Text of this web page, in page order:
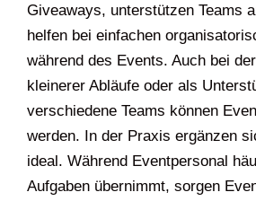
Giveaways, unterstützen Teams
helfen bei einfachen
während des Events. Auch bei
kleinerer Abläufe oder als
verschiedene Teams können
werden. In der Praxis ergänzen
ideal. Während Eventpersonal
Aufgaben übernimmt, sorgen